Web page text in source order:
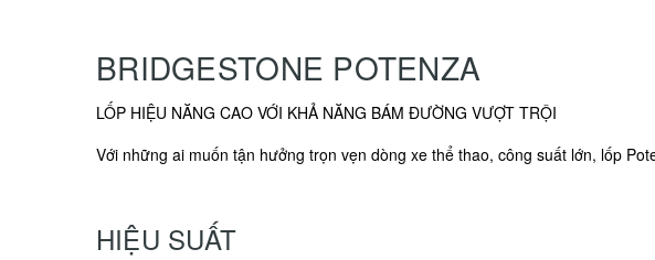
BRIDGESTONE POTENZA
LỐP HIỆU NĂNG CAO VỚI KHẢ NĂNG BÁM ĐƯỜNG VƯỢT TRỘI
Với những ai muốn tận hưởng trọn vẹn dòng xe thể thao, công suất lớn, lốp
HIỆU SUẤT